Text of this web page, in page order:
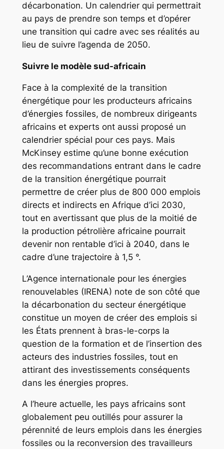
décarbonation. Un calendrier qui permettrait
au pays de prendre son temps et d’opérer
une transition qui cadre avec ses réalités au
lieu de suivre l’agenda de 2050.
Suivre le modèle sud-africain
Face à la complexité de la transition
énergétique pour les producteurs africains
d’énergies fossiles, de nombreux dirigeants
africains et experts ont aussi proposé un
calendrier spécial pour ces pays. Mais
McKinsey estime qu’une bonne exécution
des recommandations entrant dans le cadre
de la transition énergétique pourrait
permettre de créer plus de 800 000 emplois
directs et indirects en Afrique d’ici 2030,
tout en avertissant que plus de la moitié de
la production pétrolière africaine pourrait
devenir non rentable d’ici à 2040, dans le
cadre d’une trajectoire à 1,5 °.
L’Agence internationale pour les énergies
renouvelables (IRENA) note de son côté que
la décarbonation du secteur énergétique
constitue un moyen de créer des emplois si
les États prennent à bras-le-corps la
question de la formation et de l’insertion des
acteurs des industries fossiles, tout en
attirant des investissements conséquents
dans les énergies propres.
A l’heure actuelle, les pays africains sont
globalement peu outillés pour assurer la
pérennité de leurs emplois dans les énergies
fossiles ou la reconversion des travailleurs